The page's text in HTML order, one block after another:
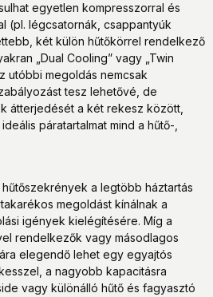
egyetlen kompresszorral és
(pl. légcsatornák, csappantyúk
két külön hűtőkörrel rendelkező
„Dual Cooling” vagy „Twin
utóbbi megoldás nemcsak
tesz lehetővé, de
átterjedését a két rekesz között,
páratartalmat mind a hűtő-,
a legtöbb háztartás
megoldást kínálnak a
igények kielégítésére. Míg a
rendelkezők vagy másodlagos
elegendő lehet egy egyajtós
a nagyobb kapacitásra
vagy különálló hűtő és fagyasztó